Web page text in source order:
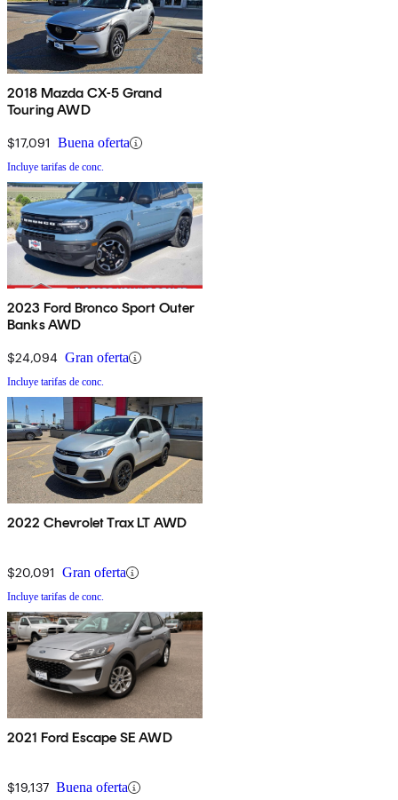
2018 Mazda CX-5 Grand
Touring AWD
$17,091 Buena oferta
Incluye tarifas de conc.
2023 Ford Bronco Sport Outer
Banks AWD
$24,094 Gran oferta
Incluye tarifas de conc.
2022 Chevrolet Trax LT AWD
$20,091 Gran oferta
Incluye tarifas de conc.
2021 Ford Escape SE AWD
$19,137 Buena oferta